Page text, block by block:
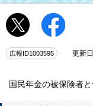
広報ID1003595 更新日
国民年金の被保険者